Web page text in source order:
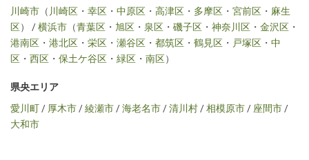
川崎市 （ 川崎区 ・ 幸区 ・ 中原区 ・ 高津区 ・ 多摩区 ・ 宮前区 ・ 麻生
区） /横浜市 （青葉区 ・ 旭区 ・ 泉区 ・ 磯子区 ・ 神奈川区 ・ 金沢区 ・
港南区 ・ 港北区 ・ 栄区 ・ 瀬谷区 ・ 都筑区 ・ 鶴見区 ・ 戸塚区 ・ 中
区 ・ 西区 ・ 保土ケ谷区 ・ 緑区 ・ 南区）
県央エリア
愛川町/ 厚木市/綾瀬市/海老名市/清川村/相模原市/ 座間市/
大和市